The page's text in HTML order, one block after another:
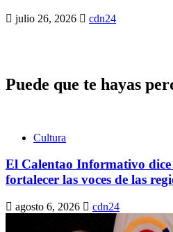
julio 26, 2026 cdn24
Puede que te hayas
Cultura
El Calentao Informativo dice
fortalecer las voces de las
agosto 6, 2026 cdn24